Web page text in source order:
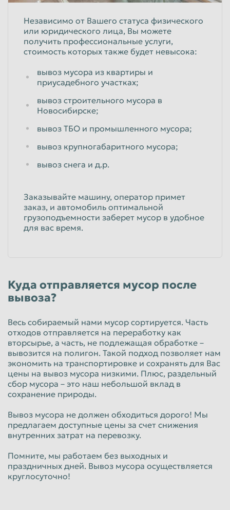
Независимо от Вашего статуса физического
или юридического лица, Вы можете
получить профессиональные услуги,
стоимость которых также будет невысока:
вывоз мусора из квартиры и
приусадебного участках;
вывоз строительного мусора в
Новосибирске;
вывоз ТБО и промышленного мусора;
вывоз крупногабаритного мусора;
вывоз снега и д.р.
Заказывайте машину, оператор примет
заказ, и автомобиль оптимальной
грузоподъемности заберет мусор в удобное
для вас время.
Куда отправляется мусор после
вывоза?
Весь собираемый нами мусор сортируется. Часть
отходов отправляется на переработку как
вторсырье, а часть, не подлежащая обработке –
вывозится на полигон. Такой подход позволяет нам
экономить на транспортировке и сохранять для Вас
цены на вывоз мусора низкими. Плюс, раздельный
сбор мусора – это наш небольшой вклад в
сохранение природы.
Вывоз мусора не должен обходиться дорого! Мы
предлагаем доступные цены за счет снижения
внутренних затрат на перевозку.
Помните, мы работаем без выходных и
праздничных дней. Вывоз мусора осуществляется
круглосуточно!